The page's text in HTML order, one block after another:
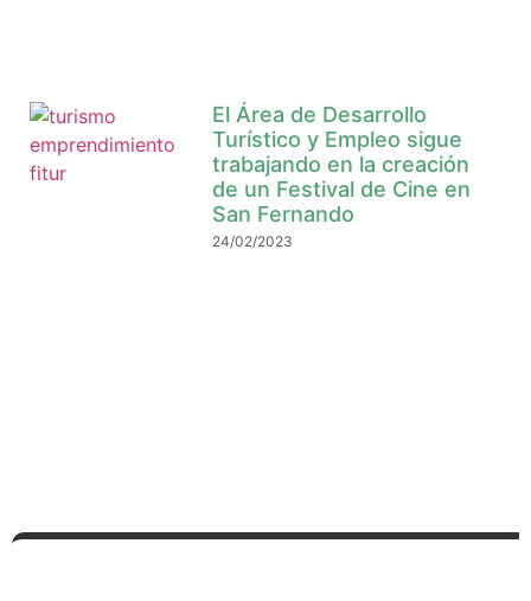
El Área de Desarrollo
Turístico y Empleo sigue
trabajando en la creación
de un Festival de Cine en
San Fernando
24/02/2023